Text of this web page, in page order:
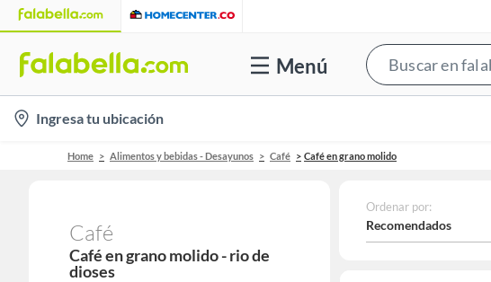
Menú
location-
icon
Ingresa tu ubicación
Home Alimentos y bebidas - Desayunos Café Café en grano molido
Café
Café en grano molido - rio de
dioses
Ordenar por:
Recomendados